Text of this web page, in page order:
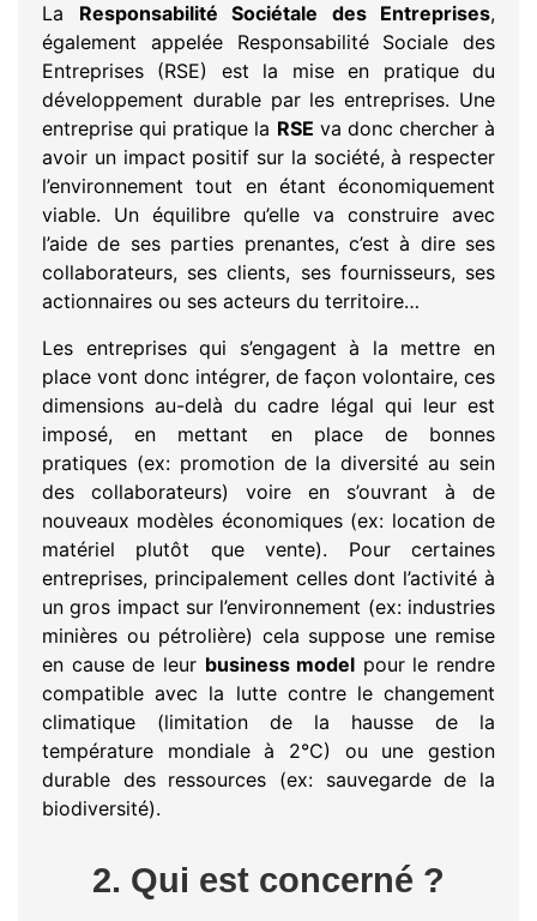
La Responsabilité Sociétale des Entreprises,
également appelée Responsabilité Sociale des
Entreprises (RSE) est la mise en pratique du
développement durable par les entreprises. Une
entreprise qui pratique la RSE va donc chercher à
avoir un impact positif sur la société, à respecter
l’environnement tout en étant économiquement
viable. Un équilibre qu’elle va construire avec
l’aide de ses parties prenantes, c’est à dire ses
collaborateurs, ses clients, ses fournisseurs, ses
actionnaires ou ses acteurs du territoire…
Les entreprises qui s’engagent à la mettre en
place vont donc intégrer, de façon volontaire, ces
dimensions au-delà du cadre légal qui leur est
imposé, en mettant en place de bonnes
pratiques (ex: promotion de la diversité au sein
des collaborateurs) voire en s’ouvrant à de
nouveaux modèles économiques (ex: location de
matériel plutôt que vente). Pour certaines
entreprises, principalement celles dont l’activité à
un gros impact sur l’environnement (ex: industries
minières ou pétrolière) cela suppose une remise
en cause de leur business model pour le rendre
compatible avec la lutte contre le changement
climatique (limitation de la hausse de la
température mondiale à 2°C) ou une gestion
durable des ressources (ex: sauvegarde de la
biodiversité).
2. Qui est concerné ?